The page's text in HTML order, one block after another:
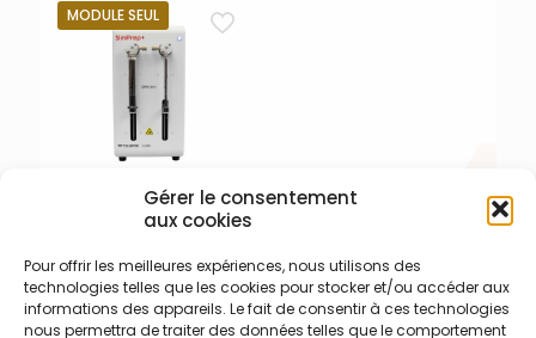
Gérer le consentement
aux cookies
Pour offrir les meilleures expériences, nous utilisons des
technologies telles que les cookies pour stocker et/ou accéder aux
informations des appareils. Le fait de consentir à ces technologies
nous permettra de traiter des données telles que le comportement
d’introduction (entre 35 –
50% de temps gagnés en
conditions normales) –
Compatible tout passeur
automatique ASX-260, ASX-
280, ASX-520, ASX-560, XLR-
860 (1)
MODULE SEUL
700-001-022 – Teledyne
Labs (Cetac) SimPrep+ ,
Préparateur Diluteur
offline
Système de dilution et de